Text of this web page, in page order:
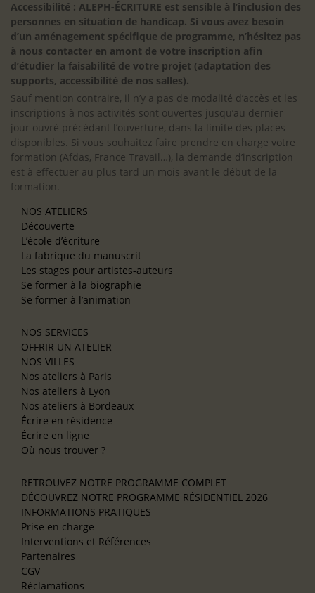
Accessibilité : ALEPH-ÉCRITURE est sensible à l’inclusion des
personnes en situation de handicap. Si vous avez besoin
d’un aménagement spécifique de programme, n’hésitez pas
à nous contacter en amont de votre inscription afin
d’étudier la faisabilité de votre projet (adaptation des
supports, accessibilité de nos salles).
Sauf mention contraire, il n’y a pas de modalité d’accès et les
inscriptions à nos activités sont ouvertes jusqu’au dernier
jour ouvré précédant l’ouverture, dans la limite des places
disponibles. Si vous souhaitez faire prendre en charge votre
formation (Afdas, France Travail…), la demande d’inscription
est à effectuer au plus tard un mois avant le début de la
formation.
NOS ATELIERS
Découverte
L’école d’écriture
La fabrique du manuscrit
Les stages pour artistes-auteurs
Se former à la biographie
Se former à l’animation
NOS SERVICES
OFFRIR UN ATELIER
NOS VILLES
Nos ateliers à Paris
Nos ateliers à Lyon
Nos ateliers à Bordeaux
Écrire en résidence
Écrire en ligne
Où nous trouver ?
RETROUVEZ NOTRE PROGRAMME COMPLET
DÉCOUVREZ NOTRE PROGRAMME RÉSIDENTIEL 2026
INFORMATIONS PRATIQUES
Prise en charge
Interventions et Références
Partenaires
CGV
Réclamations